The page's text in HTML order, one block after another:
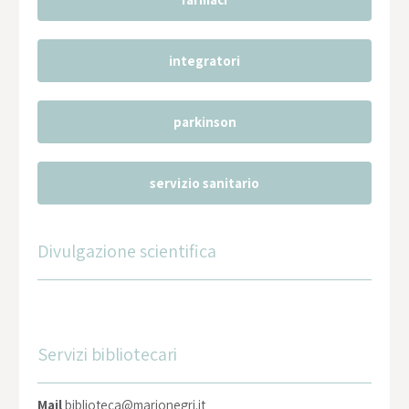
integratori
parkinson
servizio sanitario
Divulgazione scientifica
Servizi bibliotecari
Mailbiblioteca@marionegri.it